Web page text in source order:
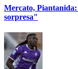
Mercato,
sorpresa"